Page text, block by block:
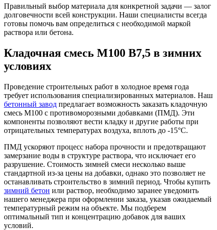
Правильный выбор материала для конкретной задачи — залог
долговечности всей конструкции. Наши специалисты всегда
готовы помочь вам определиться с необходимой маркой
раствора или бетона.
Кладочная смесь М100 B7,5 в зимних
условиях
Проведение строительных работ в холодное время года
требует использования специализированных материалов. Наш
бетонный завод предлагает возможность заказать кладочную
смесь М100 с противоморозными добавками (ПМД). Эти
компоненты позволяют вести кладку и другие работы при
отрицательных температурах воздуха, вплоть до -15°C.
ПМД ускоряют процесс набора прочности и предотвращают
замерзание воды в структуре раствора, что исключает его
разрушение. Стоимость зимней смеси несколько выше
стандартной из-за цены на добавки, однако это позволяет не
останавливать строительство в зимний период. Чтобы купить
зимний бетон или раствор, необходимо заранее уведомить
нашего менеджера при оформлении заказа, указав ожидаемый
температурный режим на объекте. Мы подберем
оптимальный тип и концентрацию добавок для ваших
условий.